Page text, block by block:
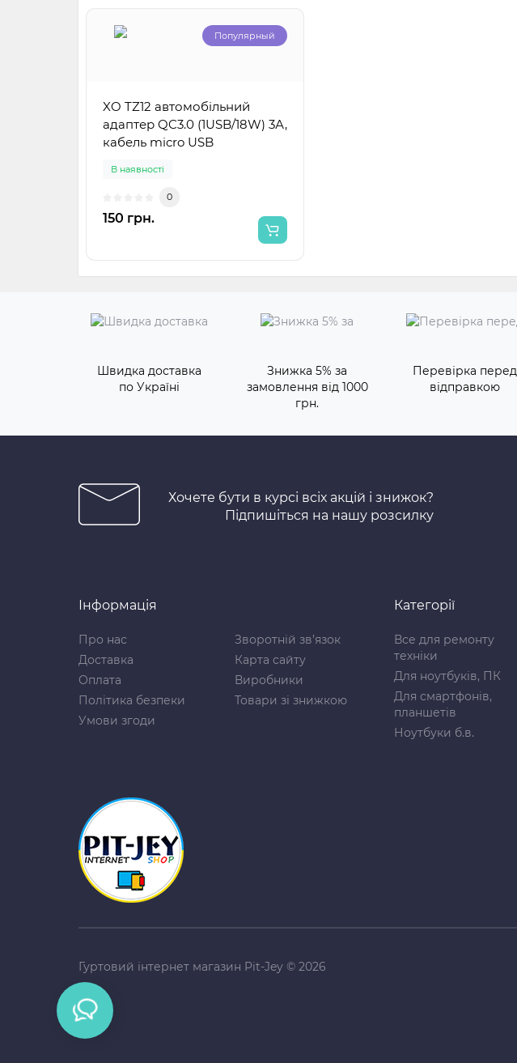
Популярный
XO TZ12 автомобільний
адаптер QC3.0 (1USB/18W) 3А,
кабель micro USB
В наявності
0
150 грн.
Швидка доставка
по Україні
Знижка 5% за
замовлення від 1000
грн.
Перевірка перед
відправкою
Хочете бути в курсі всіх акцій і знижок?
Підпишіться на нашу розсилку
Інформація
Про нас
Доставка
Оплата
Політика безпеки
Умови згоди
Зворотній зв’язок
Карта сайту
Виробники
Товари зі знижкою
Категорії
Все для ремонту
техніки
Для ноутбуків, ПК
Для смартфонів,
планшетів
Ноутбуки б.в.
Гуртовий інтернет магазин Pit-Jey © 2026